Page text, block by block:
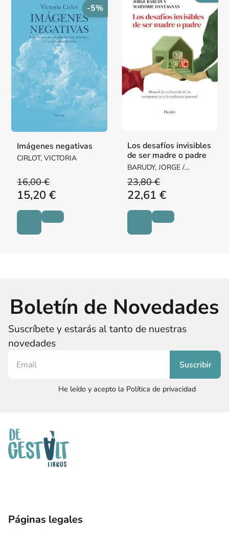
-5%
Imágenes negativas
CIRLOT, VICTORIA
16,00 €
15,20 €
Los desafíos invisibles
de ser madre o padre
BARUDY, JORGE /
DANTAGNAN, MARYORIE
23,80 €
22,61 €
Boletín de Novedades
Suscríbete y estarás al tanto de nuestras
novedades
He leído y acepto la Política de privacidad
Páginas legales